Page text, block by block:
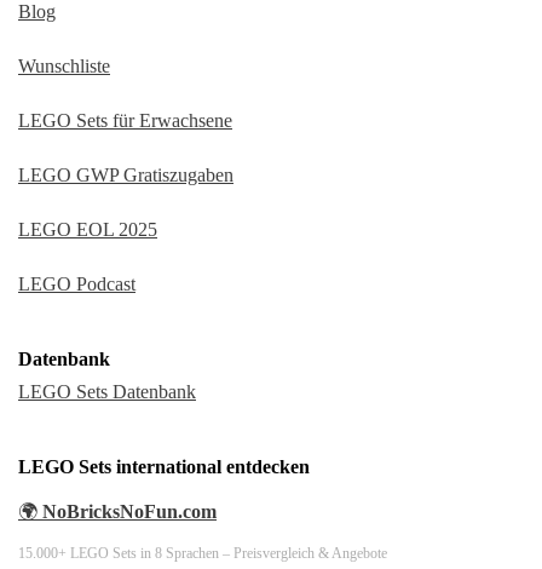
Blog
Wunschliste
LEGO Sets für Erwachsene
LEGO GWP Gratiszugaben
LEGO EOL 2025
LEGO Podcast
Datenbank
LEGO Sets Datenbank
LEGO Sets international entdecken
🌍 NoBricksNoFun.com
15.000+ LEGO Sets in 8 Sprachen – Preisvergleich & Angebote